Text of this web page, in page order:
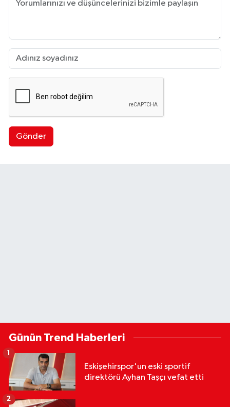
Gönder
Günün Trend Haberleri
Eskişehirspor'un eski sportif
direktörü Ayhan Taşçı vefat etti
1
2